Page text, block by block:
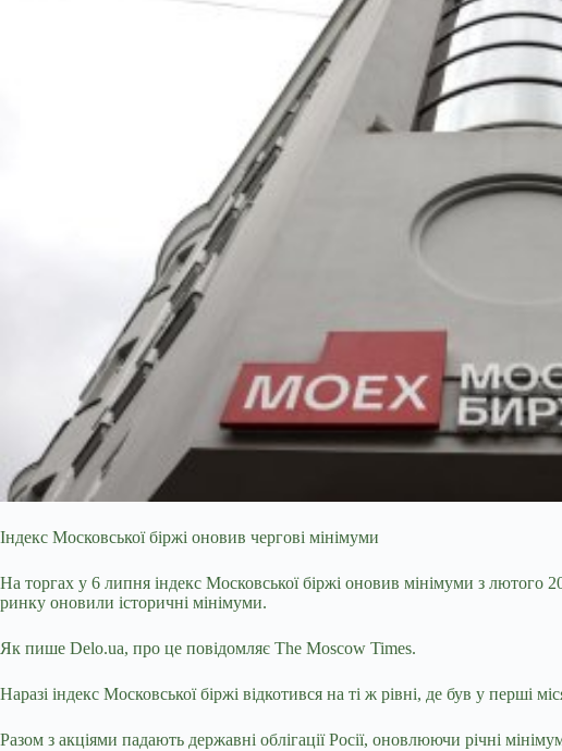
Індекс Московської біржі оновив чергові мінімуми
На торгах у 6 липня індекс Московської біржі оновив мінімуми з лютого
ринку оновили історичні мінімуми.
Як пише Delo.ua, про це повідомляє The Moscow Times.
Наразі індекс Московської біржі відкотився на ті ж рівні, де був у перші
Разом з акціями падають державні облігації Росії, оновлюючи річні